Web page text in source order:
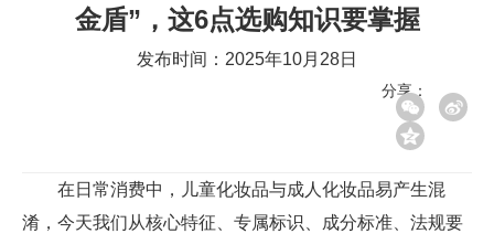
金盾”，这6点选购知识要掌握
发布时间：2025年10月28日
分享：
在日常消费中，儿童化妆品与成人化妆品易产生混
淆，今天我们从核心特征、专属标识、成分标准、法规要